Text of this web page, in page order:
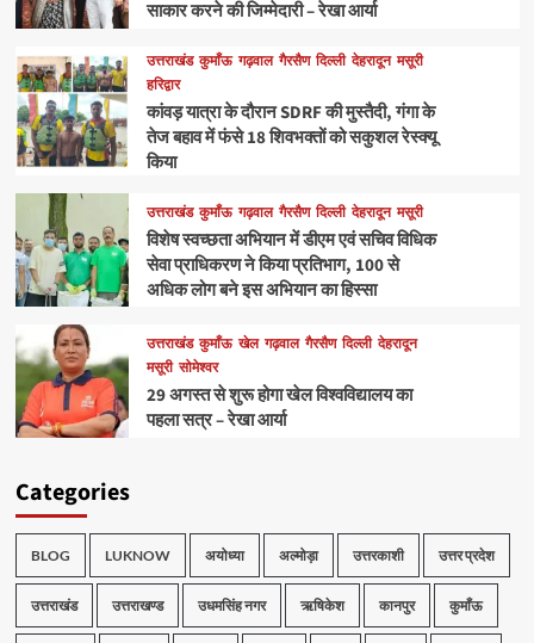
साकार करने की जिम्मेदारी – रेखा आर्या
उत्तराखंड कुमाँऊ गढ़वाल गैरसैण दिल्ली देहरादून मसूरी
हरिद्वार
कांवड़ यात्रा के दौरान SDRF की मुस्तैदी, गंगा के
तेज बहाव में फंसे 18 शिवभक्तों को सकुशल रेस्क्यू
किया
उत्तराखंड कुमाँऊ गढ़वाल गैरसैण दिल्ली देहरादून मसूरी
विशेष स्वच्छता अभियान में डीएम एवं सचिव विधिक
सेवा प्राधिकरण ने किया प्रतिभाग, 100 से
अधिक लोग बने इस अभियान का हिस्सा
उत्तराखंड कुमाँऊ खेल गढ़वाल गैरसैण दिल्ली देहरादून
मसूरी सोमेश्वर
29 अगस्त से शुरू होगा खेल विश्वविद्यालय का
पहला सत्र – रेखा आर्या
Categories
BLOG LUKNOW अयोध्या अल्मोड़ा उत्तरकाशी उत्तर प्रदेश
उत्तराखंड उत्तराखण्ड उधमसिंह नगर ऋषिकेश कानपुर कुमाँऊ